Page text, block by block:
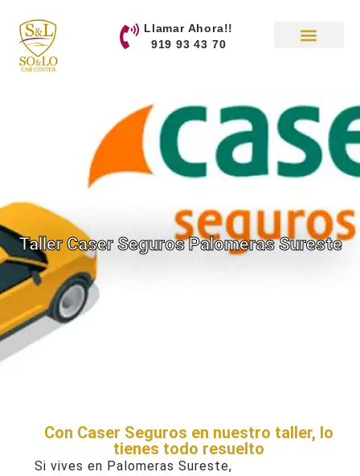
Llamar Ahora!!
919 93 43 70
Taller Caser Seguros Palomeras Sureste
Con Caser Seguros en nuestro taller, lo
tienes todo resuelto
Si vives en Palomeras Sureste,